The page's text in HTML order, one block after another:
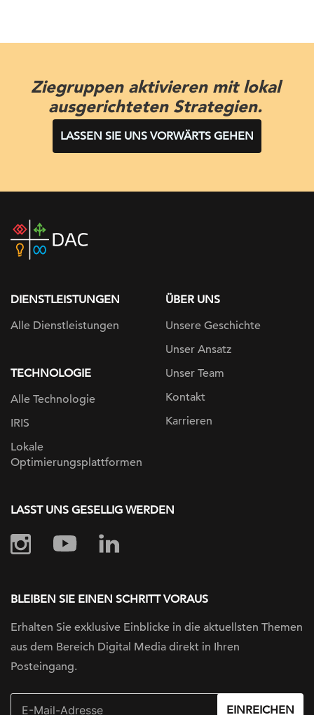
Ziegruppen aktivieren mit lokal
ausgerichteten Strategien.
LASSEN SIE UNS VORWÄRTS GEHEN
DAC
home
DIENSTLEISTUNGEN
Alle Dienstleistungen
TECHNOLOGIE
Alle Technologie
IRIS
Lokale
Optimierungsplattformen
ÜBER UNS
Unsere Geschichte
Unser Ansatz
Unser Team
Kontakt
Karrieren
LASST UNS GESELLIG WERDEN
BLEIBEN SIE EINEN SCHRITT VORAUS
Erhalten Sie exklusive Einblicke in die aktuellsten Themen
aus dem Bereich Digital Media direkt in Ihren
Posteingang.
EINREICHEN